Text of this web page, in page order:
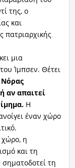
της, ο
και
πατριαρχικής
μια
Ίμπσεν. Θέτει
αν απαιτεί
Η
έναν χώρο
χώρο, η
και τη
τη